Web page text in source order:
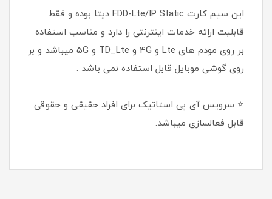
این سیم کارت FDD-Lte/IP Static دیتا بوده و فقط
قابلیت ارائه خدمات اینترنتی را دارد و مناسب استفاده
بر روی مودم های Lte و 4G و TD_Lte و 5G میباشد و بر
روی گوشی موبایل قابل استفاده نمی باشد .
⭐ سرویس آی پی استاتیک برای افراد حقیقی و حقوقی
قابل فعالسازی میباشد.